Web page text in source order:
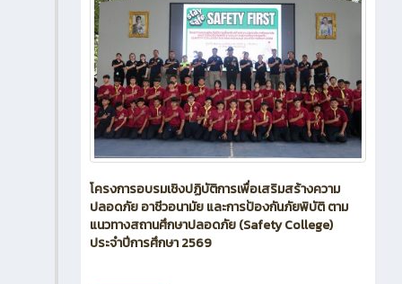
โครงการอบรมเชิงปฏิบัติการเพื่อเสริมสร้างความ
ปลอดภัย อาชีวอนามัย และการป้องกันภัยพิบัติ ตาม
แนวทางสถานศึกษาปลอดภัย (Safety College)